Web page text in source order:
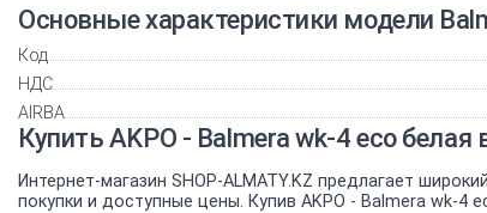
Основные характеристики модели
Код
НДС
AIRBA
Купить AKPO - Balmera wk-4 eco белая
Интернет-магазин SHOP-ALMATY.KZ предлагает
покупки и доступные цены. Купив AKPO - Balmera wk-4